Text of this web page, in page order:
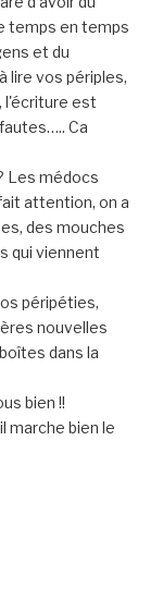
temps en temps
et du
lire vos périples,
l'écriture est
Ca
Les médocs
attention, on a
des mouches
qui viennent
péripéties,
nouvelles
dans la
bien !!
marche bien le